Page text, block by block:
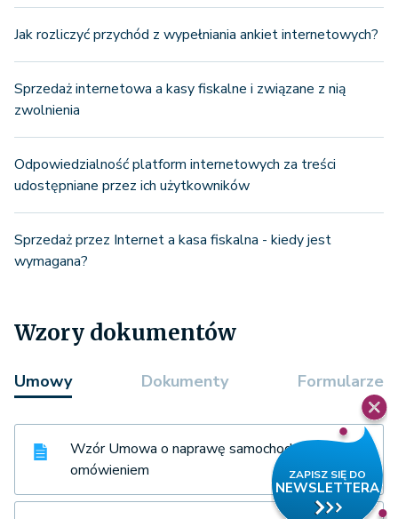
Jak rozliczyć przychód z wypełniania ankiet internetowych?
Sprzedaż internetowa a kasy fiskalne i związane z nią
zwolnienia
Odpowiedzialność platform internetowych za treści
udostępniane przez ich użytkowników
Sprzedaż przez Internet a kasa fiskalna - kiedy jest
wymagana?
Wzory dokumentów
Umowy Dokumenty Formularze
Wzór Umowa o naprawę samochodu z
omówieniem